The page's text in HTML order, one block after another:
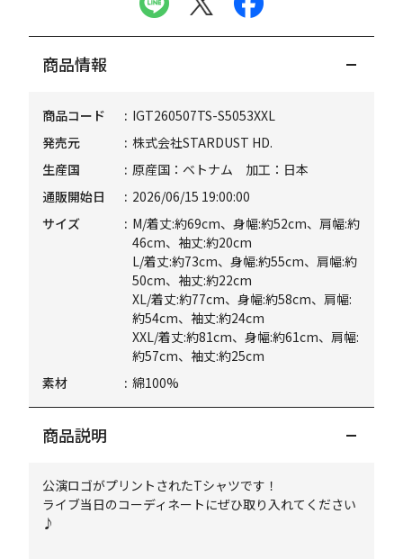
商品情報
商品コード
IGT260507TS-S5053XXL
発売元
株式会社STARDUST HD.
生産国
原産国：ベトナム 加工：日本
通販開始日
2026/06/15 19:00:00
サイズ
M/着丈:約69cm、身幅:約52cm、肩幅:約
46cm、袖丈:約20cm
L/着丈:約73cm、身幅:約55cm、肩幅:約
50cm、袖丈:約22cm
XL/着丈:約77cm、身幅:約58cm、肩幅:
約54cm、袖丈:約24cm
XXL/着丈:約81cm、身幅:約61cm、肩幅:
約57cm、袖丈:約25cm
素材
綿100%
商品説明
公演ロゴがプリントされたTシャツです！
ライブ当日のコーディネートにぜひ取り入れてください
♪